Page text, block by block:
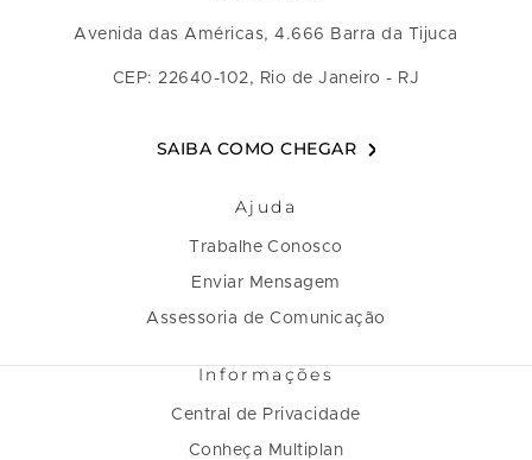
Avenida das Américas, 4.666 Barra da Tijuca
CEP: 22640-102, Rio de Janeiro - RJ
SAIBA COMO CHEGAR
Ajuda
Trabalhe Conosco
Enviar Mensagem
Assessoria de Comunicação
Informações
Central de Privacidade
Conheça Multiplan